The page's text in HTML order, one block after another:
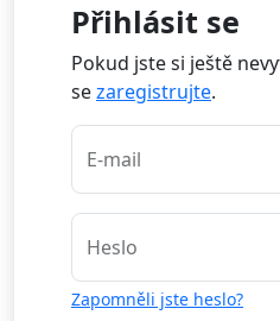
Přihlásit se
Pokud jste si ještě
sezaregistrujte.
E-mail
Heslo
Zapomněli jste heslo?